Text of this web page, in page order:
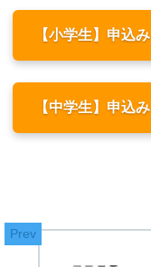
【小学生】申込み
【中学生】申込み